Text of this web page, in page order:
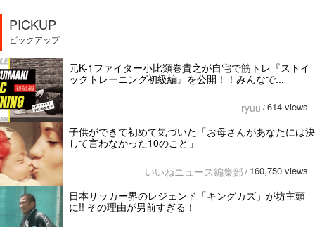
PICKUP
ピックアップ
元K-1ファイター小比類巻貴之が自宅で筋トレ『ストイ
ックトレーニング初級編』を公開！！みんなで...
ryuu / 614 views
子供ができて初めて気づいた「お母さんがあなたには決
して言わなかった10のこと」
いいねニュース編集部 / 160,750 views
日本サッカー界のレジェンド「キングカズ」が坊主頭
に!! その理由が男前すぎる！